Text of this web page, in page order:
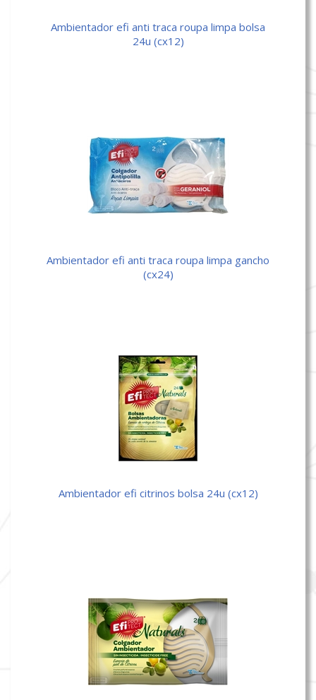
ambientador efi anti traca roupa limpa bolsa
24u (cx12)
ambientador efi anti traca roupa limpa gancho
(cx24)
ambientador efi citrinos bolsa 24u (cx12)